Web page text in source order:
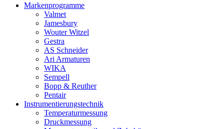
Markenprogramme
Valmet
Jamesbury
Wouter Witzel
Gestra
AS Schneider
Ari Armaturen
WIKA
Sempell
Bopp & Reuther
Pentair
Instrumentierungs­technik
Temperaturmessung
Druckmessung